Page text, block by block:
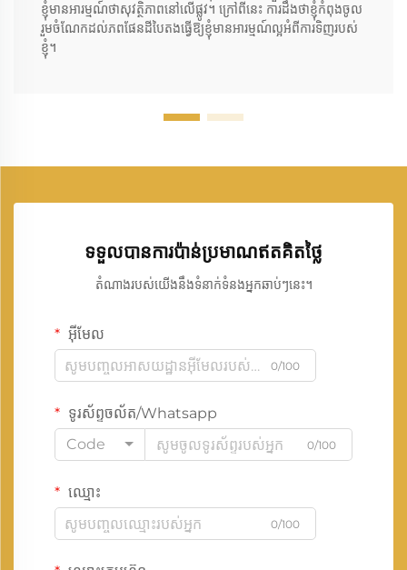
ខ្ញុំមានអារម្មណ៍ថាសុវត្ថិភាពនៅលើផ្លូវ។ ក្រៅពីនេះ ការដឹងថាខ្ញុំកំពុងចូល
រួមចំណែកដល់ភពផែនដីបៃតងធ្វើឱ្យខ្ញុំមានអារម្មណ៍ល្អអំពីការទិញរបស់
ខ្ញុំ។
ទទួលបានការប៉ាន់ប្រមាណឥតគិតថ្លៃ
តំណាងរបស់យើងនឹងទំនាក់ទំនងអ្នកឆាប់ៗនេះ។
អ៊ីមែល
0/100
ទូរស័ព្ទចល័ត/Whatsapp
Code
0/100
ឈ្មោះ
0/100